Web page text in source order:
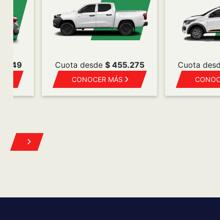
Cuota desde $ 455.275
CONOCER MÁS
Cuota